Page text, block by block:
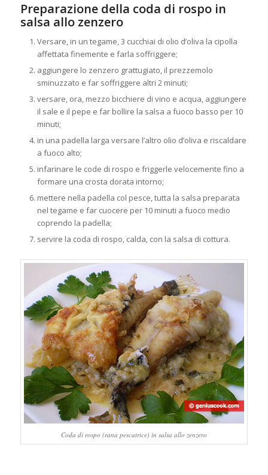
Preparazione della coda di rospo in
salsa allo zenzero
Versare, in un tegame, 3 cucchiai di olio d’oliva la cipolla
affettata finemente e farla soffriggere;
aggiungere lo zenzero grattugiato, il prezzemolo
sminuzzato e far soffriggere altri 2 minuti;
versare, ora, mezzo bicchiere di vino e acqua, aggiungere
il sale e il pepe e far bollire la salsa a fuoco basso per 10
minuti;
in una padella larga versare l’altro olio d’oliva e riscaldare
a fuoco alto;
infarinare le code di rospo e friggerle velocemente fino a
formare una crosta dorata intorno;
mettere nella padella col pesce, tutta la salsa preparata
nel tegame e far cuocere per 10 minuti a fuoco medio
coprendo la padella;
servire la coda di rospo, calda, con la salsa di cottura.
Coda di rospo (rana pescatrice) in salsa allo zenzero